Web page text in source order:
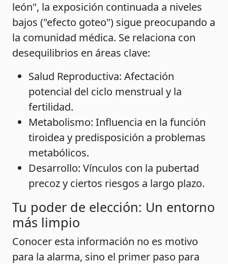
león", la exposición continuada a niveles
bajos ("efecto goteo") sigue preocupando a
la comunidad médica. Se relaciona con
desequilibrios en áreas clave:
Salud Reproductiva: Afectación
potencial del ciclo menstrual y la
fertilidad.
Metabolismo: Influencia en la función
tiroidea y predisposición a problemas
metabólicos.
Desarrollo: Vínculos con la pubertad
precoz y ciertos riesgos a largo plazo.
Tu poder de elección: Un entorno
más limpio
Conocer esta información no es motivo
para la alarma, sino el primer paso para